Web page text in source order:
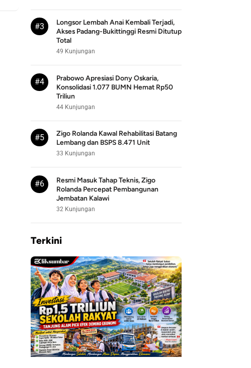
#3
Longsor Lembah Anai Kembali Terjadi,
Akses Padang-Bukittinggi Resmi Ditutup
Total
49 Kunjungan
#4
Prabowo Apresiasi Dony Oskaria,
Konsolidasi 1.077 BUMN Hemat Rp50
Triliun
44 Kunjungan
#5
Zigo Rolanda Kawal Rehabilitasi Batang
Lembang dan BSPS 8.471 Unit
33 Kunjungan
#6
Resmi Masuk Tahap Teknis, Zigo
Rolanda Percepat Pembangunan
Jembatan Kalawi
32 Kunjungan
Terkini